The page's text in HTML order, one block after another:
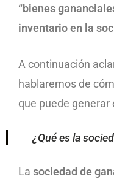
“bienes
inventario en la
A continuación
hablaremos de
que puede generar
¿Qué es la
La sociedad de